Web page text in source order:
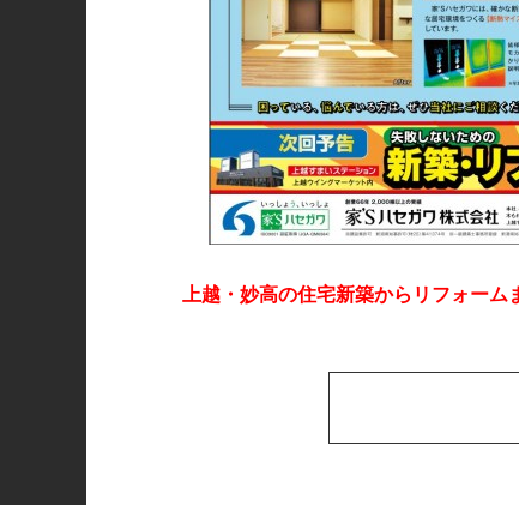
上越・妙高の住宅新築からリフォー